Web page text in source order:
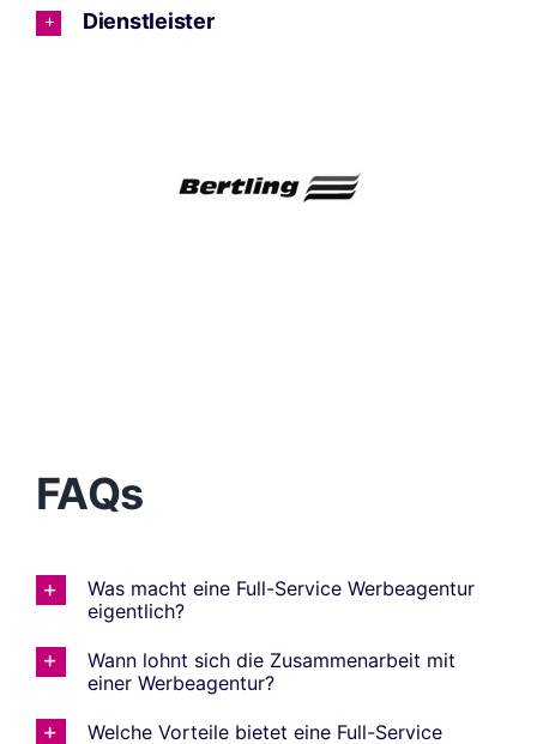
Dienstleister
FAQs
Was macht eine Full-Service Werbeagentur
eigentlich?
Wann lohnt sich die Zusammenarbeit mit
einer Werbeagentur?
Welche Vorteile bietet eine Full-Service